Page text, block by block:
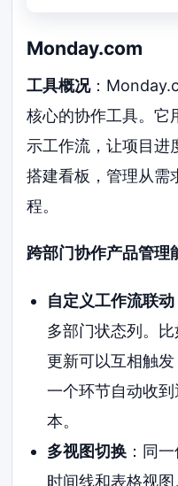
Monday.com
工具概况：
核心的协作工具。它
示工作流，让项目进
搭建看板，管理从需
程。
跨部门协作产品管理
自定义工作流联动
多部门状态列。
更新可以互相触
一个环节自动收
本。
多视图切换：同一
时间线和表格视